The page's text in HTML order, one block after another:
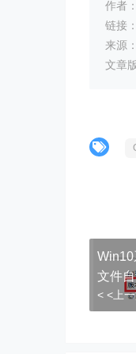
作者
链接：
来源
文章
文件
< <上